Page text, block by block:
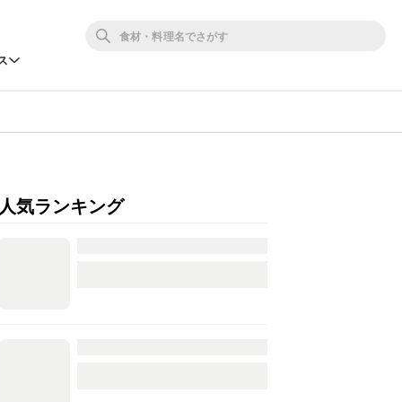
人気ランキング